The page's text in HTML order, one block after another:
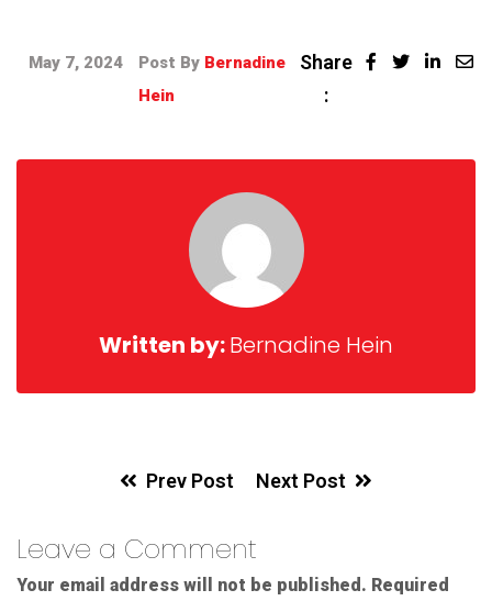
May 7, 2024 Post By Bernadine
Hein
Share
:
Written by:Bernadine Hein
Prev Post Next Post
Leave a Comment
Your email address will not be published. Required